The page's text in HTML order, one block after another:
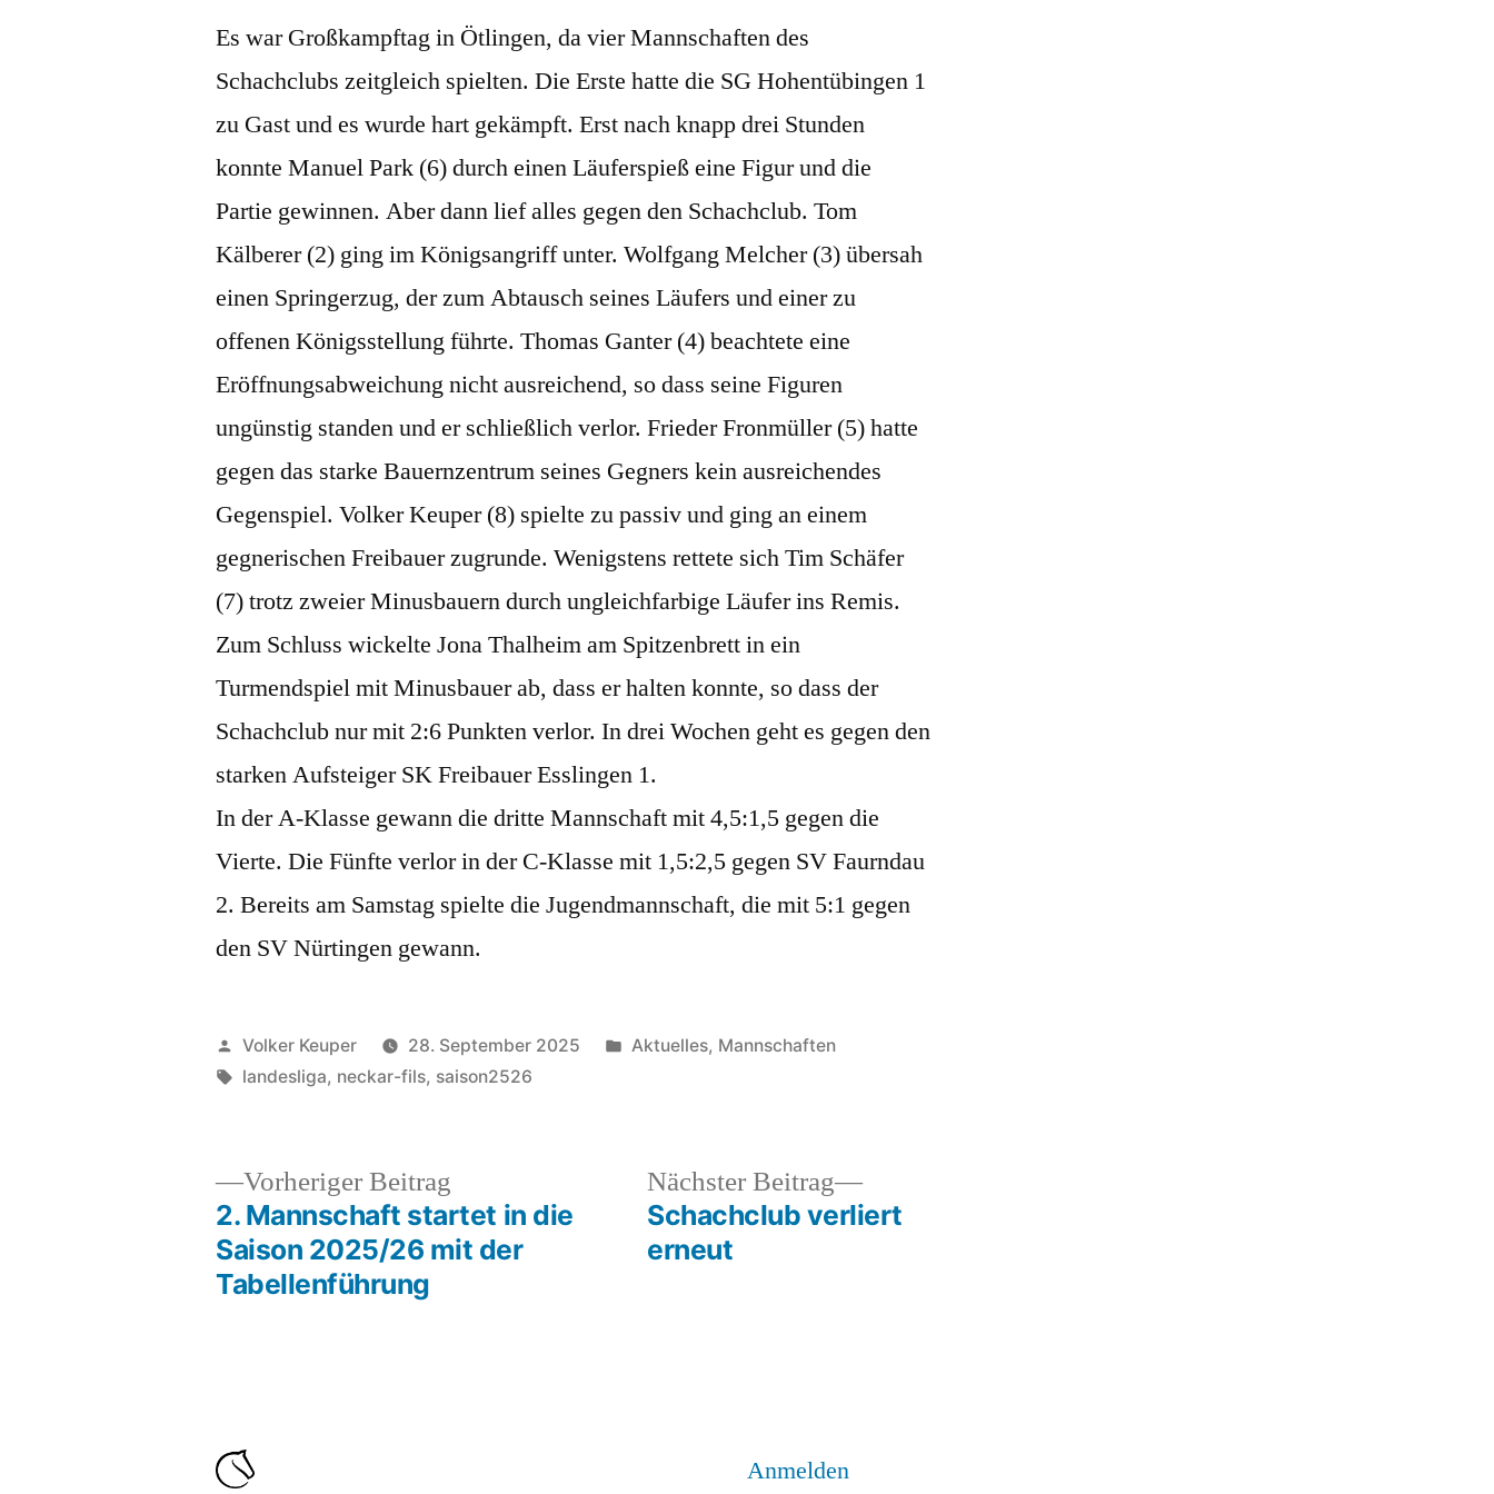
Es war Großkampftag in Ötlingen, da vier Mannschaften des
Schachclubs zeitgleich spielten. Die Erste hatte die SG Hohentübingen 1
zu Gast und es wurde hart gekämpft. Erst nach knapp drei Stunden
konnte Manuel Park (6) durch einen Läuferspieß eine Figur und die
Partie gewinnen. Aber dann lief alles gegen den Schachclub. Tom
Kälberer (2) ging im Königsangriff unter. Wolfgang Melcher (3) übersah
einen Springerzug, der zum Abtausch seines Läufers und einer zu
offenen Königsstellung führte. Thomas Ganter (4) beachtete eine
Eröffnungsabweichung nicht ausreichend, so dass seine Figuren
ungünstig standen und er schließlich verlor. Frieder Fronmüller (5) hatte
gegen das starke Bauernzentrum seines Gegners kein ausreichendes
Gegenspiel. Volker Keuper (8) spielte zu passiv und ging an einem
gegnerischen Freibauer zugrunde. Wenigstens rettete sich Tim Schäfer
(7) trotz zweier Minusbauern durch ungleichfarbige Läufer ins Remis.
Zum Schluss wickelte Jona Thalheim am Spitzenbrett in ein
Turmendspiel mit Minusbauer ab, dass er halten konnte, so dass der
Schachclub nur mit 2:6 Punkten verlor. In drei Wochen geht es gegen den
starken Aufsteiger SK Freibauer Esslingen 1.
In der A-Klasse gewann die dritte Mannschaft mit 4,5:1,5 gegen die
Vierte. Die Fünfte verlor in der C-Klasse mit 1,5:2,5 gegen SV Faurndau
2. Bereits am Samstag spielte die Jugendmannschaft, die mit 5:1 gegen
den SV Nürtingen gewann.
Veröffentlicht
von
Volker Keuper 28. September 2025
Veröffentlicht
Aktuelles, Mannschaften
Schlagwörter:
landesliga, neckar-fils, saison2526
Beitragsnavigation
Vorheriger Beitrag
Beitrag:
2. Mannschaft startet in die
Saison 2025/26 mit der
Tabellenführung
Nächster Beitrag
Nächster
Beitrag:
Schachclub verliert
erneut
Anmelden